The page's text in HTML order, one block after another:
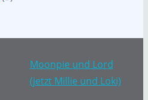
Moonpie und Lord
(jetzt Millie und Loki)